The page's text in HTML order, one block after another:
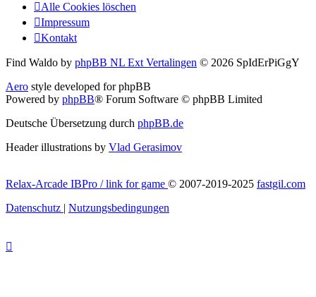
Alle Cookies löschen
Impressum
Kontakt
Find Waldo by phpBB NL Ext Vertalingen © 2026 SpIdErPiGgY
Aero style developed for phpBB
Powered by phpBB® Forum Software © phpBB Limited
Deutsche Übersetzung durch phpBB.de
Header illustrations by Vlad Gerasimov
Relax-Arcade IBPro / link for game © 2007-2019-2025 fastgil.com
Datenschutz | Nutzungsbedingungen